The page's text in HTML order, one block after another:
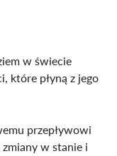
w świecie
które płyną z jego
przepływowi
w stanie i